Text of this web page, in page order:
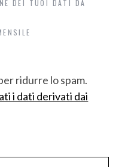
DEI TUOI DATI DA
ridurre lo spam.
i dati derivati dai